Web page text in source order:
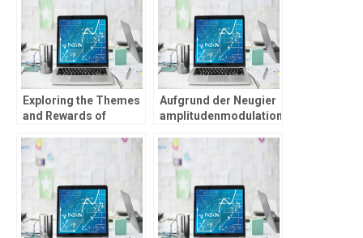
2025
Exploring the Themes
and Rewards of
Gameplay
Aufgrund der Neugier
amplitudenmodulation
stande sein diese
Gamer au?erplanma?
ig nach einen Boni
jede menge Freispiele
erheischen